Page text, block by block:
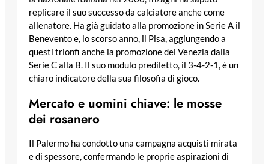
replicare il suo successo da calciatore anche come
allenatore. Ha già guidato alla promozione in Serie A il
Benevento e, lo scorso anno, il Pisa, aggiungendo a
questi trionfi anche la promozione del Venezia dalla
Serie C alla B. Il suo modulo prediletto, il 3-4-2-1, è un
chiaro indicatore della sua filosofia di gioco.
Mercato e uomini chiave: le mosse
dei rosanero
Il Palermo ha condotto una campagna acquisti mirata
e di spessore, confermando le proprie aspirazioni di